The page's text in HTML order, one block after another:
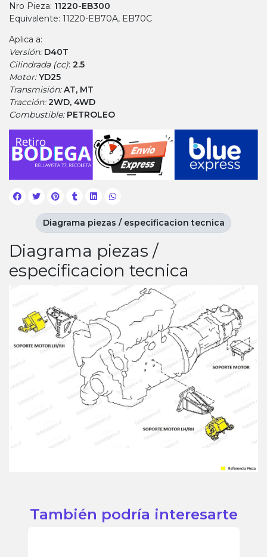
Nro Pieza: 11220-EB300
Equivalente: 11220-EB70A, EB70C
Aplica a:
Versión: D40T
Cilindrada (cc): 2.5
Motor:YD25
Transmisión:AT, MT
Tracción:2WD, 4WD
Combustible: PETROLEO
Diagrama piezas /
especificacion tecnica
Diagrama piezas / especificacion tecnica
También podría interesarte